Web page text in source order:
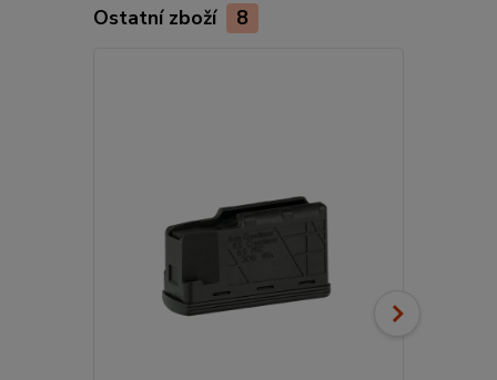
Ostatní zboží 8